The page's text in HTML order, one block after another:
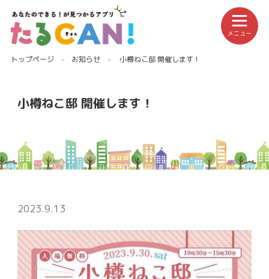
トップページ お知らせ 小樽ねこ邸 開催します！
小樽ねこ邸 開催します！
2023.9.13
メニュー